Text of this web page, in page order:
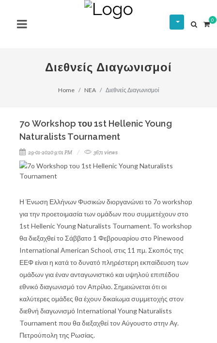
0
Διεθνείς Διαγωνισμοί
Home NEA Διεθνείς Διαγωνισμοί
7o Workshop του 1st Hellenic Young
Naturalists Tournament
29-01-2020 9:01 PM 3671 views
Η Ένωση Ελλήνων Φυσικών διοργανώνει το 7ο workshop
για την προετοιμασία των ομάδων που συμμετέχουν στο
1st Hellenic Young Naturalists Tournament. Το workshop
θα διεξαχθεί το Σάββατο 1 Φεβρουαρίου στο Pinewood
International American School, στις 11 πμ. Σκοπός της
ΕΕΦ είναι η κατά το δυνατό πληρέστερη εκπαίδευση των
ομάδων για έναν ανταγωνιστικό και υψηλού επιπέδου
εθνικό διαγωνισμό τον Απρίλιο. Σημειώνεται ότι οι
καλύτερες ομάδες θα έχουν δικαίωμα συμμετοχής στον
διεθνή διαγωνισμό International Young Naturalists
Tournament που θα διεξαχθεί τον Αύγουστο στην Αγ.
Πετρούπολη της Ρωσίας.